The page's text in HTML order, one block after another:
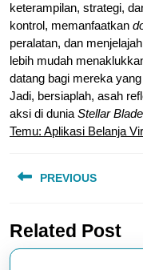
keterampilan, strategi,
kontrol, memanfaatkan
peralatan, dan
lebih mudah
datang bagi mereka
Jadi, bersiaplah, asah
aksi di dunia Stellar Blade
Temu: Aplikasi Belanja
posPREVIOUS
post:
Related Post